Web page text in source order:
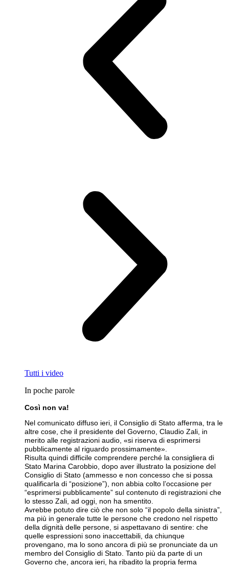
Tutti i video
In poche parole
Così non va!
Nel comunicato diffuso ieri, il Consiglio di Stato afferma, tra le
altre cose, che il presidente del Governo, Claudio Zali, in
merito alle registrazioni audio, «si riserva di esprimersi
pubblicamente al riguardo prossimamente».
Risulta quindi difficile comprendere perché la consigliera di
Stato Marina Carobbio, dopo aver illustrato la posizione del
Consiglio di Stato (ammesso e non concesso che si possa
qualificarla di “posizione”), non abbia colto l’occasione per
“esprimersi pubblicamente” sul contenuto di registrazioni che
lo stesso Zali, ad oggi, non ha smentito.
Avrebbe potuto dire ciò che non solo “il popolo della sinistra”,
ma più in generale tutte le persone che credono nel rispetto
della dignità delle persone, si aspettavano di sentire: che
quelle espressioni sono inaccettabili, da chiunque
provengano, ma lo sono ancora di più se pronunciate da un
membro del Consiglio di Stato. Tanto più da parte di un
Governo che, ancora ieri, ha ribadito la propria ferma